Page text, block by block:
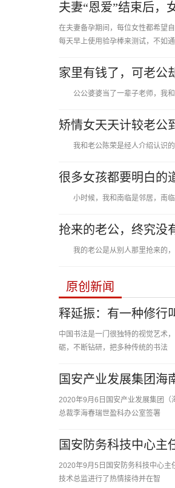
夫妻“恩爱”结束后，
在夫妻备孕期间，每位女性都希望
每天早上使用验孕棒来测试，不如通
家里有钱了，可老公
公公婆婆当了一辈子老师，我和
矫情女天天计较老公
我和老公陈荣是经人介绍认识的
很多女孩都要明白的
小时候，我和南临是邻居，南临
抢来的老公，终究没
我的老公是从别人那里抢来的，
原创新闻
释延振：有一种修行
中国书法是一门很独特的视觉艺术
砺，不断钻研，把多种传统的书法
国安产业发展集团海
2020年9月6日国安产业发展集团（
总裁李海春瑞世盈科办公室签署
国安防务科技中心主
2020年9月5日国安防务科技中心主
技术总监进行了热情接待并在智